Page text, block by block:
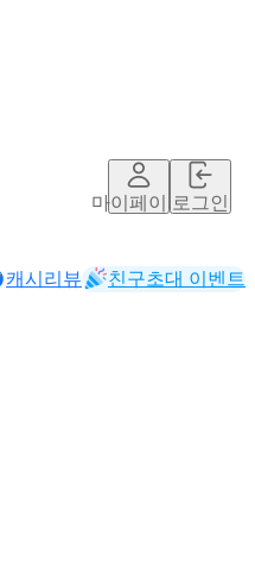
마이페이지로그인
캐시리뷰 친구초대 이벤트